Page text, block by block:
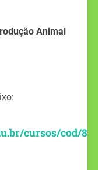
Animal
cursos/cod/